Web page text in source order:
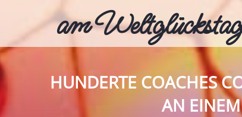
am
HUNDERTE COACHES
AN